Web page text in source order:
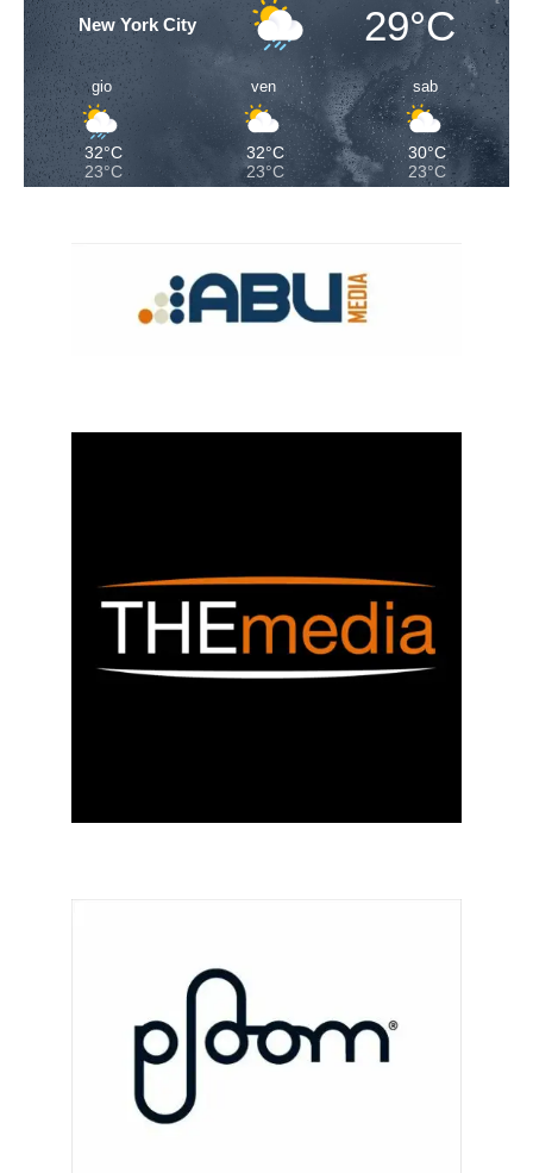
New York City 29°C
gio
32°C
23°C
ven
32°C
23°C
sab
30°C
23°C